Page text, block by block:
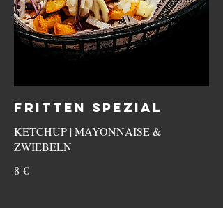
FRITTEN SPEZIAL
KETCHUP | MAYONNAISE &
ZWIEBELN
8 €